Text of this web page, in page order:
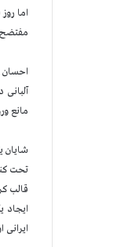
اما
مانع
قالب
ایرانی